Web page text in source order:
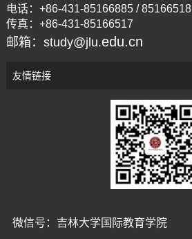
电话：+86-431-85166885 / 85166518
传真：+86-431-85166517
邮箱：study@jlu.edu.cn
友情链接
微信号：吉林大学国际教育学院